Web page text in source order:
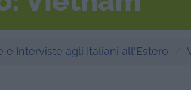
e Interviste agli Italiani all'Estero